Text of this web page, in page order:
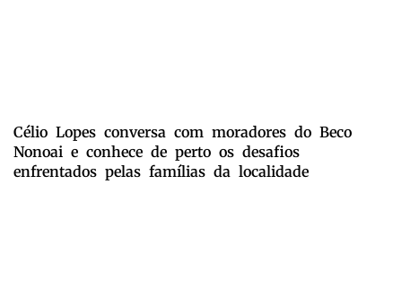
Célio Lopes conversa com moradores do Beco
Nonoai e conhece de perto os desafios
enfrentados pelas famílias da localidade